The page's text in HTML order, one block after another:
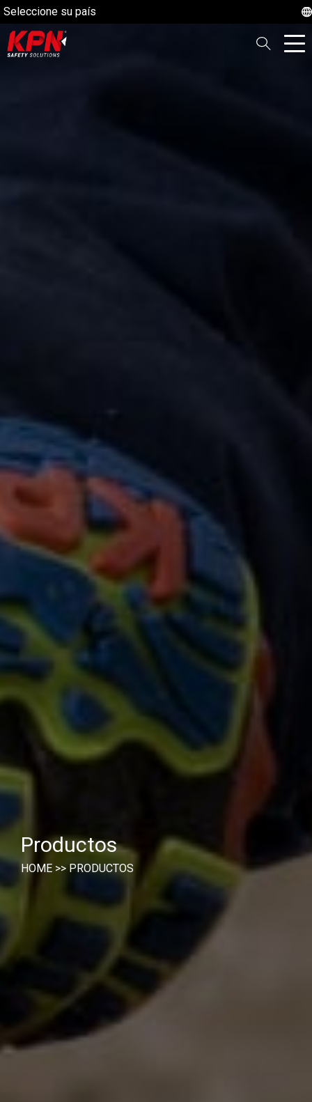
Seleccione su país
Productos
HOME >> PRODUCTOS